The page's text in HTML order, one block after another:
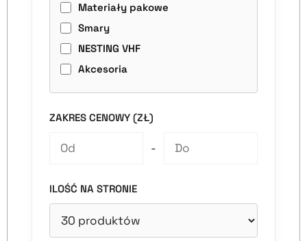
Materiały pakowe
Smary
NESTING VHF
Akcesoria
ZAKRES CENOWY (ZŁ)
-
ILOŚĆ NA STRONIE